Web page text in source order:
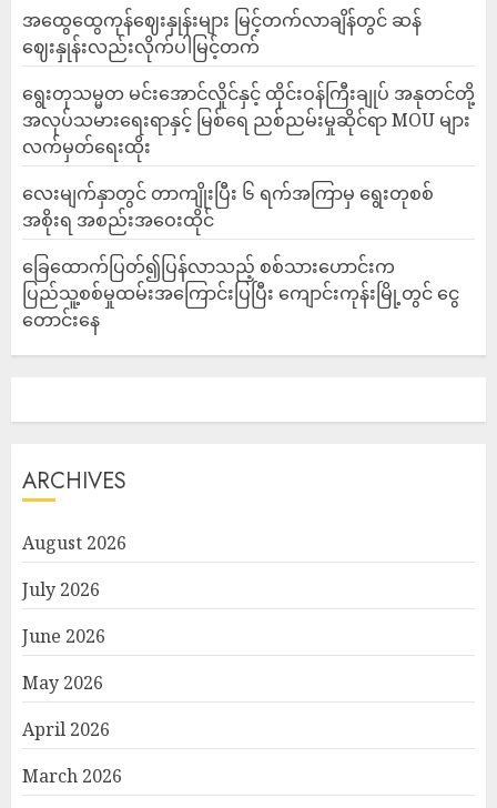
အထွေထွေကုန်ဈေးနှုန်းများ မြင့်တက်လာချိန်တွင် ဆန်
ဈေးနှုန်းလည်းလိုက်ပါမြင့်တက်
ရွေးတုသမ္မတ မင်းအောင်လှိုင်နှင့် ထိုင်းဝန်ကြီးချုပ် အနုတင်တို့
အလုပ်သမားရေးရာနှင့် မြစ်ရေ ညစ်ညမ်းမှုဆိုင်ရာ MOU များ
လက်မှတ်ရေးထိုး
လေးမျက်နှာတွင် တာကျိုးပြီး ၆ ရက်အကြာမှ ရွေးတုစစ်
အစိုးရ အစည်းအဝေးထိုင်
ခြေထောက်ပြတ်၍ပြန်လာသည့် စစ်သားဟောင်းက
ပြည်သူ့စစ်မှုထမ်းအကြောင်းပြပြီး ကျောင်းကုန်းမြို့တွင် ငွေ
တောင်းနေ
ARCHIVES
August 2026
July 2026
June 2026
May 2026
April 2026
March 2026